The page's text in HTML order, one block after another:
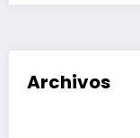
Archivos